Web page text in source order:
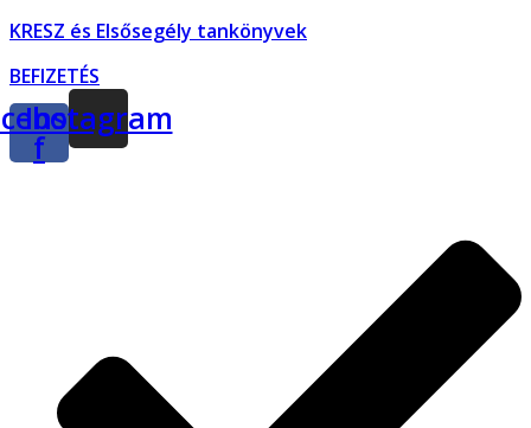
KRESZ és Elsősegély tankönyvek
BEFIZETÉS
f
Instagram